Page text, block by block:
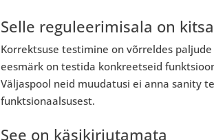
Selle reguleerimisala on
Korrektsuse testimine on võrreldes
eesmärk on testida konkreetseid
Väljaspool neid muudatusi ei anna sanity
funktsionaalsusest.
See on käsikirjutamata